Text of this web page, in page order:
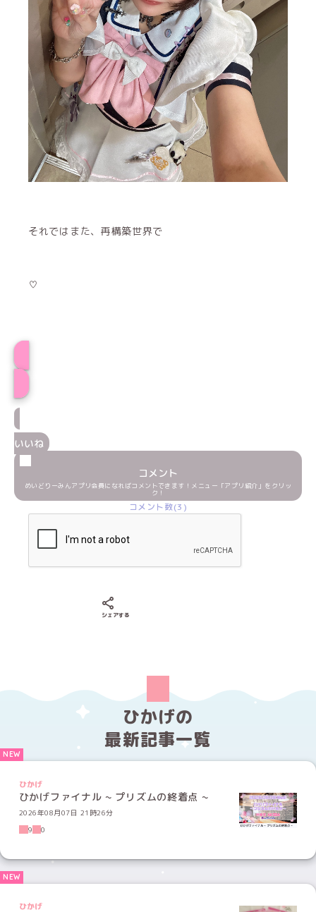
それではまた、再構築世界で
♡
いいね
コメント
めいどりーみんアプリ会員になればコメントできます！メニュー「アプリ紹介」をクリッ
ク！
コメント数(3)
シェアする
ひかげの
最新記事一覧
ひかげ
ひかげファイナル ~ プリズムの終着点 ~
2026年08月07日 21時26分
9
0
ひかげ